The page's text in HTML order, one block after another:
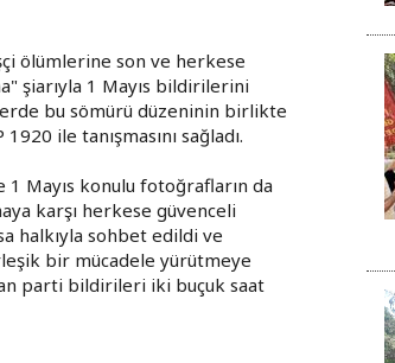
ölümlerine son ve herkese
şiarıyla 1 Mayıs bildirilerini
bu sömürü düzeninin birlikte
ile tanışmasını sağladı.
1 Mayıs konulu fotoğrafların da
karşı herkese güvenceli
halkıyla sohbet edildi ve
bir mücadele yürütmeye
parti bildirileri iki buçuk saat